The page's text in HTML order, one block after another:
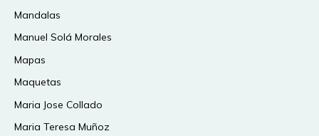
Mandalas
Manuel Solá Morales
Mapas
Maquetas
Maria Jose Collado
Maria Teresa Muñoz